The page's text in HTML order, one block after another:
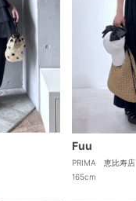
Fuu
PRIMA 恵比寿店
165cm